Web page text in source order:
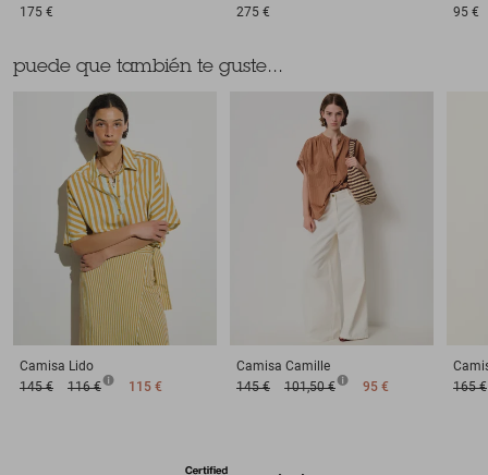
175 €
275 €
95 €
puede que también te guste...
Camisa Lido
145 €
116 € 115 €
Camisa Camille
145 €
101,50 € 95 €
165 €